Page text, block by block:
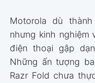
Motorola dù
nhưng kinh nghiệm
điện thoại gập
Những ấn tượng
Razr Fold chưa